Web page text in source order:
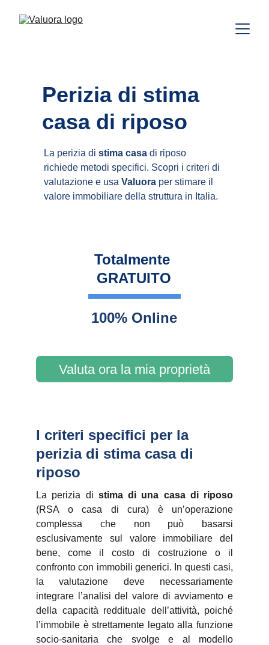
La perizia di stima casa di riposo
richiede metodi specifici. Scopri i criteri di
valutazione e usa Valuora per stimare il
valore immobiliare della struttura in Italia.
Perizia di stima
casa di riposo
Totalmente
GRATUITO
100% Online
Valuta ora la mia proprietà
I criteri specifici per la
perizia di stima casa di
riposo
La perizia di stima di una casa di riposo
(RSA o casa di cura) è un’operazione
complessa che non può basarsi
esclusivamente sul valore immobiliare del
bene, come il costo di costruzione o il
confronto con immobili generici. In questi casi,
la valutazione deve necessariamente
integrare l’analisi del valore di avviamento e
della capacità reddituale dell’attività, poiché
l’immobile è strettamente legato alla funzione
socio-sanitaria che svolge e al modello